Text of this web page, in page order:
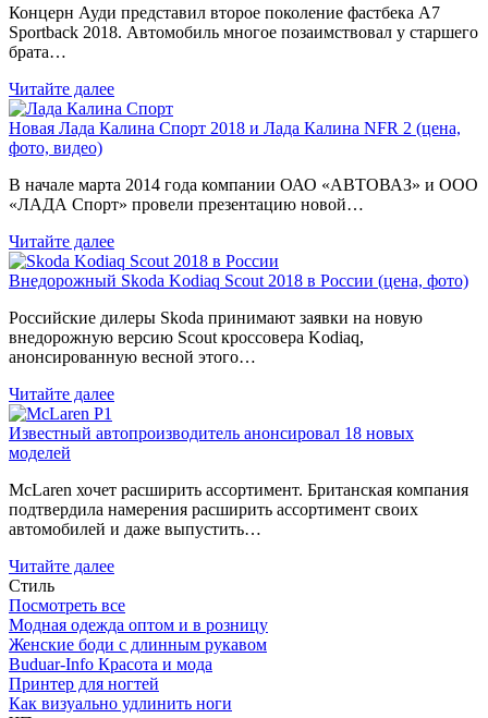
Концерн Ауди представил второе поколение фастбека A7
Sportback 2018. Автомобиль многое позаимствовал у старшего
брата…
Читайте далее
Новая Лада Калина Спорт 2018 и Лада Калина NFR 2 (цена,
фото, видео)
В начале марта 2014 года компании ОАО «АВТОВАЗ» и ООО
«ЛАДА Спорт» провели презентацию новой…
Читайте далее
Внедорожный Skoda Kodiaq Scout 2018 в России (цена, фото)
Российские дилеры Skoda принимают заявки на новую
внедорожную версию Scout кроссовера Kodiaq,
анонсированную весной этого…
Читайте далее
Известный автопроизводитель анонсировал 18 новых
моделей
McLaren хочет расширить ассортимент. Британская компания
подтвердила намерения расширить ассортимент своих
автомобилей и даже выпустить…
Читайте далее
Стиль
Посмотреть все
Модная одежда оптом и в розницу
Женские боди с длинным рукавом
Buduar-Info Красота и мода
Принтер для ногтей
Как визуально удлинить ноги